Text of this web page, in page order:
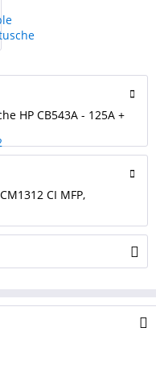
HP CB543A - 125A +
CI MFP,